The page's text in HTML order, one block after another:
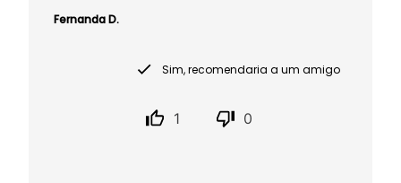
Fernanda D.
Sim, recomendaria a um amigo
1 0